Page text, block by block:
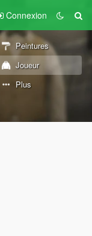
Connexion
Peintures
Joueur
Plus